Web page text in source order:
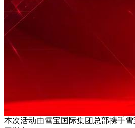
本次活动由雪宝国际集团总部携手